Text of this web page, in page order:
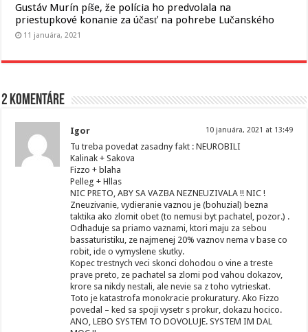
Gustáv Murín píše, že polícia ho predvolala na
priestupkové konanie za účasť na pohrebe Lučanského
11 januára, 2021
2 komentáre
Igor 10 januára, 2021 at 13:49
Tu treba povedat zasadny fakt : NEUROBILI
Kalinak + Sakova
Fizzo + blaha
Pelleg + Hllas
NIC PRETO, ABY SA VAZBA NEZNEUZIVALA !! NIC !
Zneuzivanie, vydieranie vaznou je (bohuzial) bezna
taktika ako zlomit obet (to nemusi byt pachatel, pozor.) .
Odhaduje sa priamo vaznami, ktori maju za sebou
bassaturistiku, ze najmenej 20% vaznov nema v base co
robit, ide o vymyslene skutky.
Kopec trestnych veci skonci dohodou o vine a treste
prave preto, ze pachatel sa zlomi pod vahou dokazov,
krore sa nikdy nestali, ale nevie sa z toho vytrieskat.
Toto je katastrofa monokracie prokuratury. Ako Fizzo
povedal – ked sa spoji vysetr s prokur, dokazu hocico.
ANO, LEBO SYSTEM TO DOVOLUJE. SYSTEM IM DAL